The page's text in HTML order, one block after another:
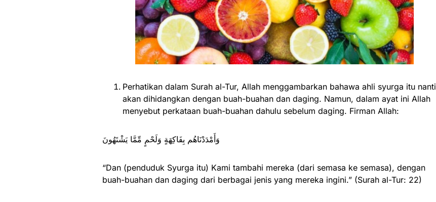
Perhatikan dalam Surah al-Tur, Allah menggambarkan bahawa ahli syurga itu nanti
akan dihidangkan dengan buah-buahan dan daging. Namun, dalam ayat ini Allah
menyebut perkataan buah-buahan dahulu sebelum daging. Firman Allah:
وَأَمْدَدْنَاهُم بِفَاكِهَةٍ وَلَحْمٍ مِّمَّا يَشْتَهُونَ
“Dan (penduduk Syurga itu) Kami tambahi mereka (dari semasa ke semasa), dengan
buah-buahan dan daging dari berbagai jenis yang mereka ingini.” (Surah al-Tur: 22)